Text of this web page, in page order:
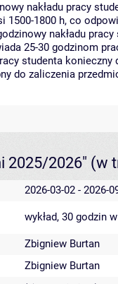
nakładu pracy
1500-1800 h, co
nakładu
25-30 godzinom
studenta
do zaliczenia
2025/2026" (w
2026-03-02 - 2026-
wykład, 30 godzin
Zbigniew Burtan
Zbigniew Burtan